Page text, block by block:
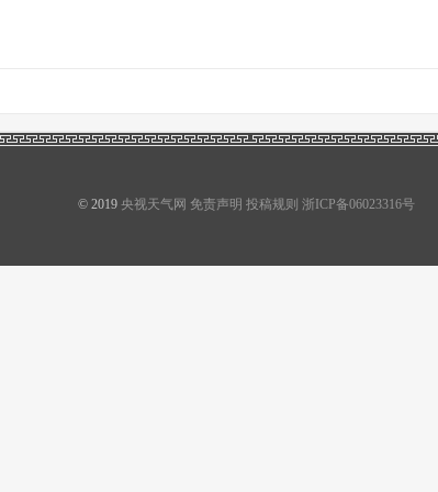
© 2019 央视天气网 免责声明 投稿规则 浙ICP备06023316号